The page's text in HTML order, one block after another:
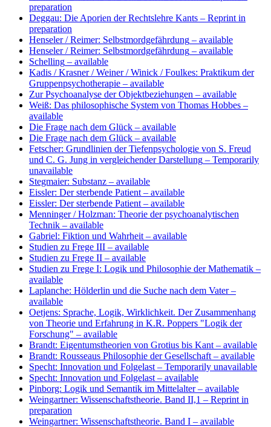
preparation
Deggau: Die Aporien der Rechtslehre Kants – Reprint in
preparation
Henseler / Reimer: Selbstmordgefährdung – available
Henseler / Reimer: Selbstmordgefährdung – available
Schelling – available
Kadis / Krasner / Weiner / Winick / Foulkes: Praktikum der
Gruppenpsychotherapie – available
Zur Psychoanalyse der Objektbeziehungen – available
Weiß: Das philosophische System von Thomas Hobbes –
available
Die Frage nach dem Glück – available
Die Frage nach dem Glück – available
Fetscher: Grundlinien der Tiefenpsychologie von S. Freud
und C. G. Jung in vergleichender Darstellung – Temporarily
unavailable
Stegmaier: Substanz – available
Eissler: Der sterbende Patient – available
Eissler: Der sterbende Patient – available
Menninger / Holzman: Theorie der psychoanalytischen
Technik – available
Gabriel: Fiktion und Wahrheit – available
Studien zu Frege III – available
Studien zu Frege II – available
Studien zu Frege I: Logik und Philosophie der Mathematik –
available
Laplanche: Hölderlin und die Suche nach dem Vater–
available
Oetjens: Sprache, Logik, Wirklichkeit. Der Zusammenhang
von Theorie und Erfahrung in K.R. Poppers "Logik der
Forschung" – available
Brandt: Eigentumstheorien von Grotius bis Kant – available
Brandt: Rousseaus Philosophie der Gesellschaft – available
Specht: Innovation und Folgelast – Temporarily unavailable
Specht: Innovation und Folgelast – available
Pinborg: Logik und Semantik im Mittelalter– available
Weingartner: Wissenschaftstheorie. Band II,1 – Reprint in
preparation
Weingartner: Wissenschaftstheorie. Band I – available